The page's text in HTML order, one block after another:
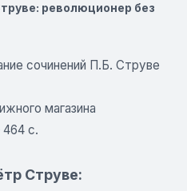
революционер без
сочинений П.Б. Струве
магазина
с.
Струве: